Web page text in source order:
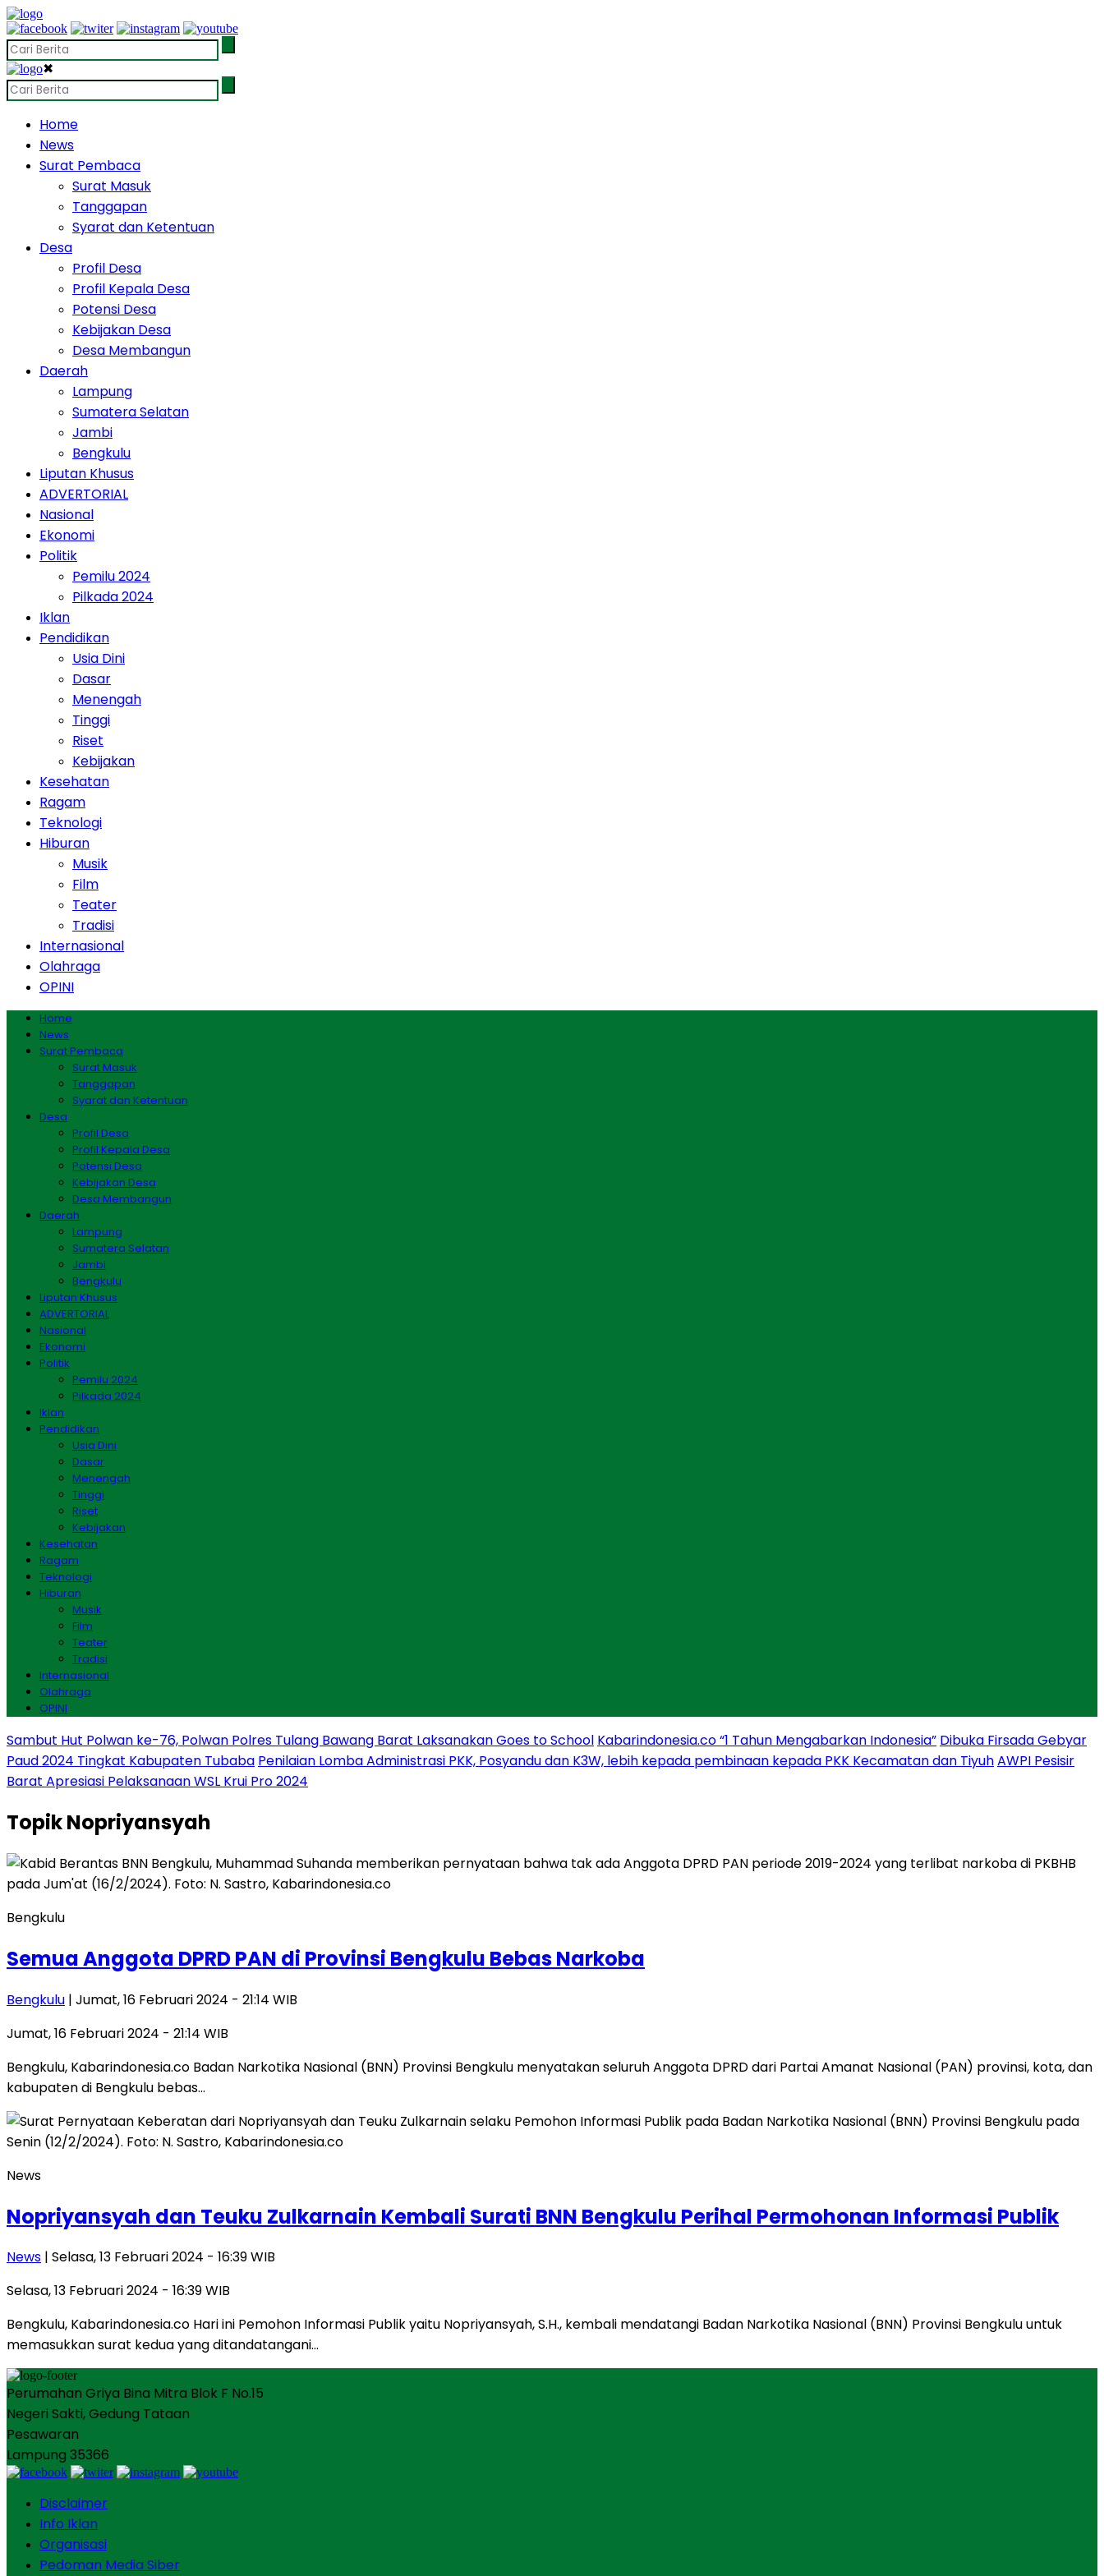
✖
Home
News
Surat Pembaca
Surat Masuk
Tanggapan
Syarat dan Ketentuan
Desa
Profil Desa
Profil Kepala Desa
Potensi Desa
Kebijakan Desa
Desa Membangun
Daerah
Lampung
Sumatera Selatan
Jambi
Bengkulu
Liputan Khusus
ADVERTORIAL
Nasional
Ekonomi
Politik
Pemilu 2024
Pilkada 2024
Iklan
Pendidikan
Usia Dini
Dasar
Menengah
Tinggi
Riset
Kebijakan
Kesehatan
Ragam
Teknologi
Hiburan
Musik
Film
Teater
Tradisi
Internasional
Olahraga
OPINI
Home
News
Surat Pembaca
Surat Masuk
Tanggapan
Syarat dan Ketentuan
Desa
Profil Desa
Profil Kepala Desa
Potensi Desa
Kebijakan Desa
Desa Membangun
Daerah
Lampung
Sumatera Selatan
Jambi
Bengkulu
Liputan Khusus
ADVERTORIAL
Nasional
Ekonomi
Politik
Pemilu 2024
Pilkada 2024
Iklan
Pendidikan
Usia Dini
Dasar
Menengah
Tinggi
Riset
Kebijakan
Kesehatan
Ragam
Teknologi
Hiburan
Musik
Film
Teater
Tradisi
Internasional
Olahraga
OPINI
Sambut Hut Polwan ke-76, Polwan Polres Tulang Bawang Barat Laksanakan Goes to School Kabarindonesia.co “1 Tahun Mengabarkan Indonesia” Dibuka Firsada Gebyar
Paud 2024 Tingkat Kabupaten Tubaba Penilaian Lomba Administrasi PKK, Posyandu dan K3W, lebih kepada pembinaan kepada PKK Kecamatan dan TiyuhAWPI Pesisir
Barat Apresiasi Pelaksanaan WSL Krui Pro 2024
TopikNopriyansyah
Bengkulu
Semua Anggota DPRD PAN di Provinsi Bengkulu Bebas Narkoba
Bengkulu | Jumat, 16 Februari 2024 - 21:14 WIB
Jumat, 16 Februari 2024 - 21:14 WIB
Bengkulu, Kabarindonesia.co Badan Narkotika Nasional (BNN) Provinsi Bengkulu menyatakan seluruh Anggota DPRD dari Partai Amanat Nasional (PAN) provinsi, kota, dan
kabupaten di Bengkulu bebas…
News
Nopriyansyah dan Teuku Zulkarnain Kembali Surati BNN Bengkulu Perihal Permohonan Informasi Publik
News | Selasa, 13 Februari 2024 - 16:39 WIB
Selasa, 13 Februari 2024 - 16:39 WIB
Bengkulu, Kabarindonesia.co Hari ini Pemohon Informasi Publik yaitu Nopriyansyah, S.H., kembali mendatangi Badan Narkotika Nasional (BNN) Provinsi Bengkulu untuk
memasukkan surat kedua yang ditandatangani…
Perumahan Griya Bina Mitra Blok F No.15
Negeri Sakti, Gedung Tataan
Pesawaran
Lampung 35366
Disclaimer
Info Iklan
Organisasi
Pedoman Media Siber